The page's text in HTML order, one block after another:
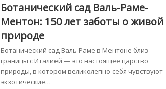
Ботанический сад Валь-Раме-
Ментон: 150 лет заботы о живой
природе
Ботанический сад Валь-Раме в Ментоне близ
границы с Италией — это настоящее царство
природы, в котором великолепно себя чувствуют
экзотические…